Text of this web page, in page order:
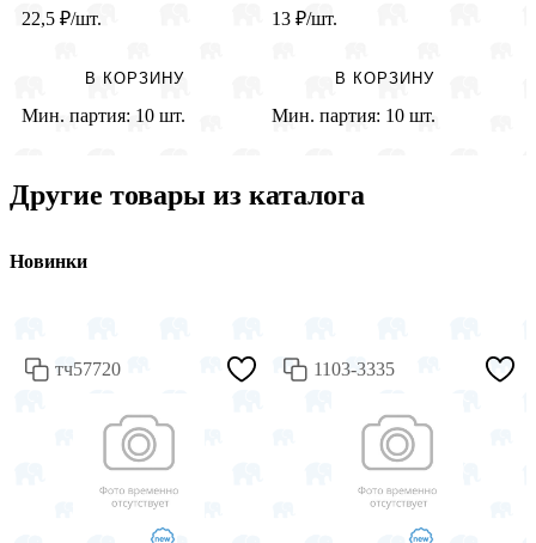
22,5 ₽/шт.
В КОРЗИНУ
Мин. партия: 10 шт.
13 ₽/шт.
В КОРЗИНУ
Мин. партия: 10 шт.
Другие товары из каталога
Новинки
тч57720 1103-3335